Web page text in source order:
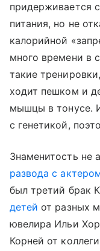
придерживается
питания, но не
калорийной
много времени в
такие
ходит пешком и
мышцы в тонусе.
с генетикой,
Знаменитость не
развода с
был третий брак
детей от разных
ювелира Ильи
Корней от